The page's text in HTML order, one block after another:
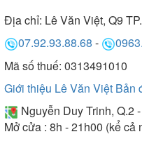
Địa chỉ: Lê Văn Việt, Q9
07.92.93.88.68 -
Mã số thuế: 0313491010
Giới thiệu Lê Văn Việt Bản
Nguyễn Duy Trinh, Q.2
Mở cửa : 8h - 21h00 (kể cả